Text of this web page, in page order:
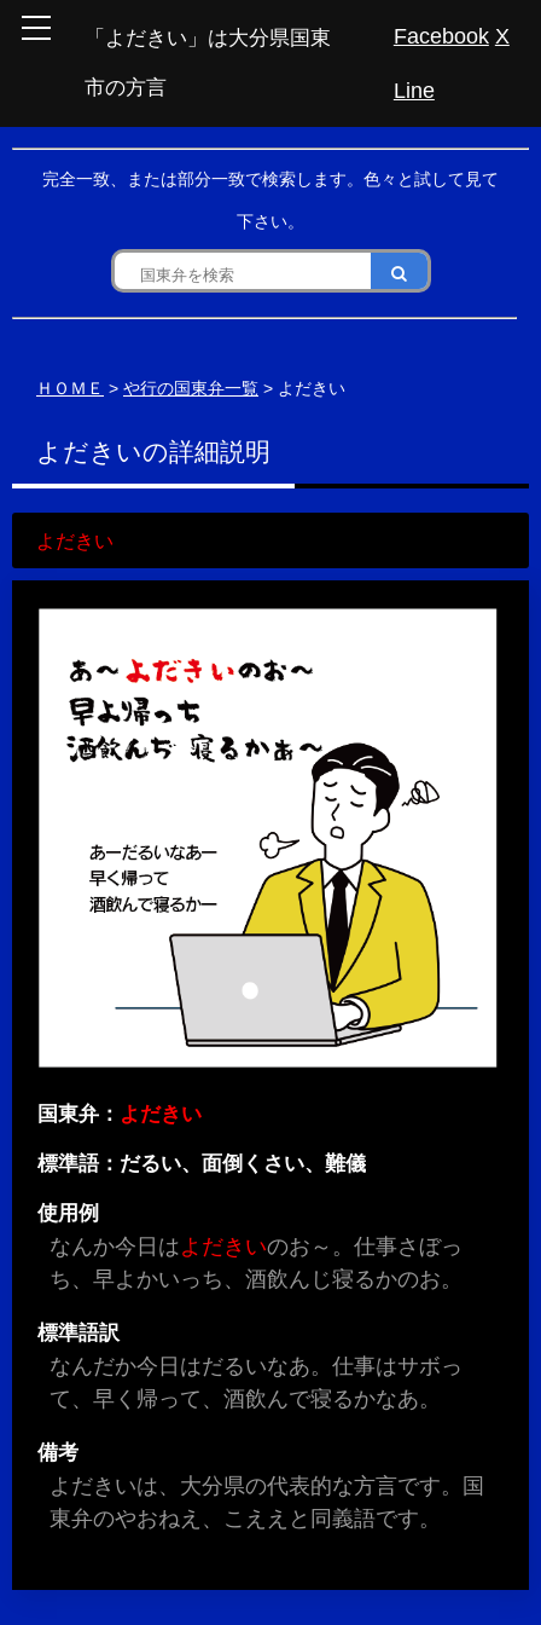
「よだきい」は大分県国東
市の方言
Facebook X
Line
完全一致、または部分一致で検索します。色々と試して見て
下さい。
ＨＯＭＥ > や行の国東弁一覧 > よだきい
よだきいの詳細説明
よだきい
国東弁： よだきい
標準語：だるい、面倒くさい、難儀
使用例
なんか今日はよだきいのお～。仕事さぼっ
ち、早よかいっち、酒飲んじ寝るかのお。
標準語訳
なんだか今日はだるいなあ。仕事はサボっ
て、早く帰って、酒飲んで寝るかなあ。
備考
よだきいは、大分県の代表的な方言です。国
東弁のやおねえ、こええと同義語です。